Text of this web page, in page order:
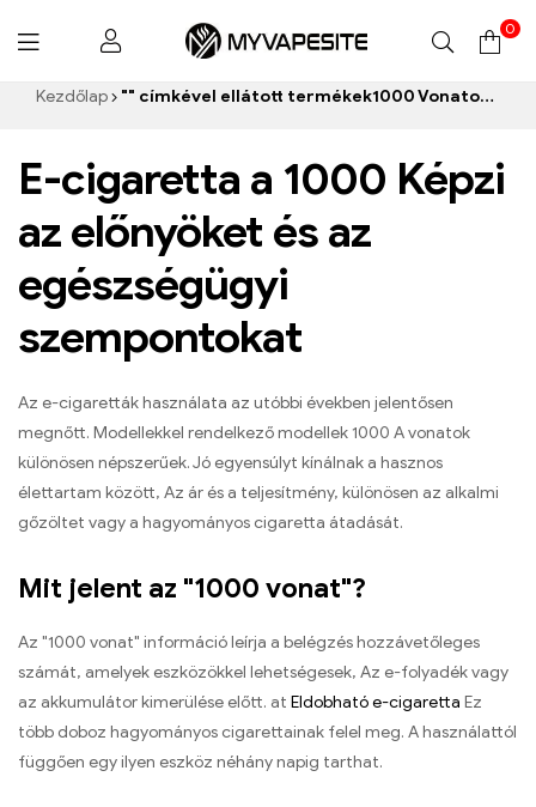
Myvapesite.de
0
Kezdőlap "" címkével ellátott termékek1000 Vonatok e-cigaretta”
E-cigaretta a 1000 Képzi
az előnyöket és az
egészségügyi
szempontokat
Az e-cigaretták használata az utóbbi években jelentősen
megnőtt. Modellekkel rendelkező modellek 1000 A vonatok
különösen népszerűek. Jó egyensúlyt kínálnak a hasznos
élettartam között, Az ár és a teljesítmény, különösen az alkalmi
gőzöltet vagy a hagyományos cigaretta átadását.
Mit jelent az "1000 vonat"?
Az "1000 vonat" információ leírja a belégzés hozzávetőleges
számát, amelyek eszközökkel lehetségesek, Az e-folyadék vagy
az akkumulátor kimerülése előtt. at Eldobható e-cigaretta Ez
több doboz hagyományos cigarettainak felel meg. A használattól
függően egy ilyen eszköz néhány napig tarthat.